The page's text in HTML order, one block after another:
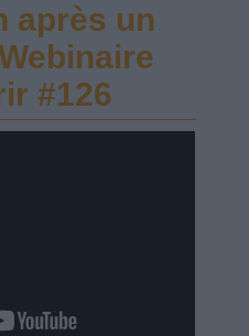
après un
#126